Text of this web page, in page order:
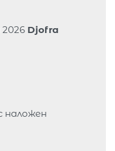
Djofra
наложен